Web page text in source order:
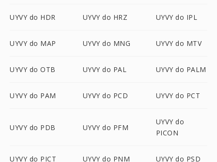
UYVY do HDR UYVY do HRZ UYVY do IPL
UYVY do MAP UYVY do MNG UYVY do MTV
UYVY do OTB UYVY do PAL UYVY do PALM
UYVY do PAM UYVY do PCD UYVY do PCT
UYVY do PDB UYVY do PFM
UYVY do
PICON
UYVY do PICT UYVY do PNM UYVY do PSD